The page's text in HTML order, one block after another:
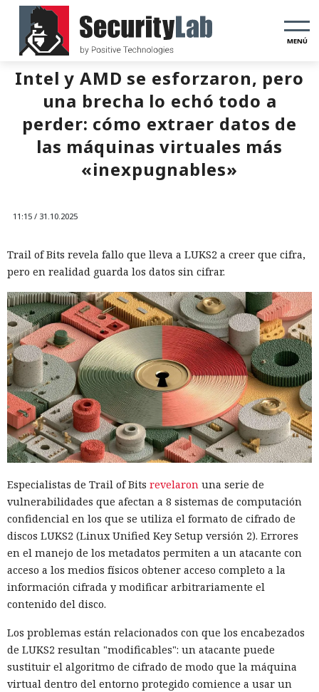
MENÚ
Intel y AMD se esforzaron, pero
una brecha lo echó todo a
perder: cómo extraer datos de
las máquinas virtuales más
«inexpugnables»
11:15 / 31.10.2025
Trail of Bits revela fallo que lleva a LUKS2 a creer que cifra,
pero en realidad guarda los datos sin cifrar.
Especialistas de Trail of Bits revelaron una serie de
vulnerabilidades que afectan a 8 sistemas de computación
confidencial en los que se utiliza el formato de cifrado de
discos LUKS2 (Linux Unified Key Setup versión 2). Errores
en el manejo de los metadatos permiten a un atacante con
acceso a los medios físicos obtener acceso completo a la
información cifrada y modificar arbitrariamente el
contenido del disco.
Los problemas están relacionados con que los encabezados
de LUKS2 resultan "modificables": un atacante puede
sustituir el algoritmo de cifrado de modo que la máquina
virtual dentro del entorno protegido comience a usar un